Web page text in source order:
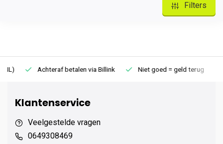
Filters
Achteraf betalen via Billink Niet goed = geld terug
Klantenservice
Veelgestelde vragen
0649308469